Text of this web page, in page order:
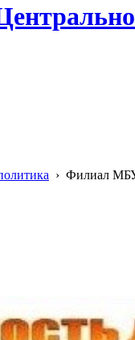
› Филиал